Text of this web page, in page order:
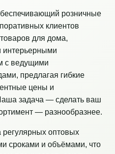
розничные
клиентов
для дома,
интерьерными
с ведущими
предлагая гибкие
цены и
задача — сделать ваш
— разнообразнее.
оптовых
сроками и объёмами, что